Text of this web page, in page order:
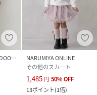
URBAN RESEARCH DOORS
NARUMIYA ONLINE
その他のスカート
1,485円 50%OFF
13ポイント(1倍)